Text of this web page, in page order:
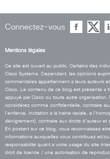
Connectez-vous
Mentions légales
Ce site est ouvert au public. Certains des
Cisco Systems. Cependant, les opinions
commentaires appartiennent a leurs auteurs
Cisco. Le contenu de ce blog est présenté a
appuyé par Cisco ou toute autre organisation.
considérez comme confidentielle, contraire
l’enfance, incitation a la haine raciale, a
dénigrement), contraire aux droits d’auteur
En postant sur ce blog, vous reconnaissez
informations auxquelles vous contribuez et/
responsabilité quant a votre usage du site
droit de licence / une autorisation de